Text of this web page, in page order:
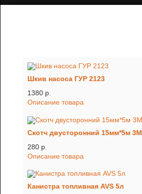
Шкив насоса ГУР 2123
1380 p.
Описание товара
Скотч двусторонний 15мм*5м 3М
280 p.
Описание товара
Канистра топливная AVS 5л